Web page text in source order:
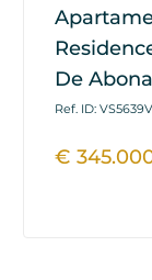
De Abona
Ref. ID:
€